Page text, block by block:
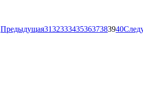
Предыдущая31323334353637383940